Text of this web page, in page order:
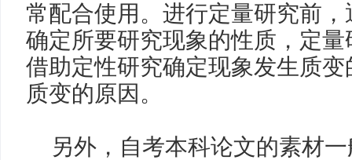
常配合使用。进行定量研究前
确定所要研究现象的性质，定
借助定性研究确定现象发生质
质变的原因。
另外，自考本科论文的素材